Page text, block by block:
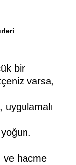
bir
varsa,
uygulamalı
ve hacme